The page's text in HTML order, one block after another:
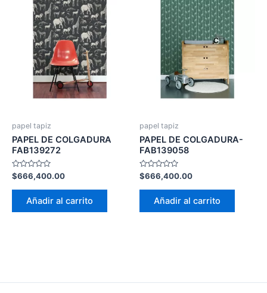
papel tapiz
PAPEL DE COLGADURA
FAB139272
Valorado
con
0
$666,400.00
Añadir al carrito
papel tapiz
PAPEL DE COLGADURA-
FAB139058
Valorado
con
0
$666,400.00
Añadir al carrito